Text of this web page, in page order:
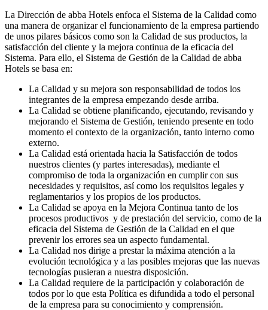
La Dirección de abba Hotels enfoca el Sistema de la Calidad como
una manera de organizar el funcionamiento de la empresa partiendo
de unos pilares básicos como son la Calidad de sus productos, la
satisfacción del cliente y la mejora continua de la eficacia del
Sistema. Para ello, el Sistema de Gestión de la Calidad de abba
Hotels se basa en:
La Calidad y su mejora son responsabilidad de todos los
integrantes de la empresa empezando desde arriba.
La Calidad se obtiene planificando, ejecutando, revisando y
mejorando el Sistema de Gestión, teniendo presente en todo
momento el contexto de la organización, tanto interno como
externo.
La Calidad está orientada hacia la Satisfacción de todos
nuestros clientes (y partes interesadas), mediante el
compromiso de toda la organización en cumplir con sus
necesidades y requisitos, así como los requisitos legales y
reglamentarios y los propios de los productos.
La Calidad se apoya en la Mejora Continua tanto de los
procesos productivos y de prestación del servicio, como de la
eficacia del Sistema de Gestión de la Calidad en el que
prevenir los errores sea un aspecto fundamental.
La Calidad nos dirige a prestar la máxima atención a la
evolución tecnológica y a las posibles mejoras que las nuevas
tecnologías pusieran a nuestra disposición.
La Calidad requiere de la participación y colaboración de
todos por lo que esta Política es difundida a todo el personal
de la empresa para su conocimiento y comprensión.